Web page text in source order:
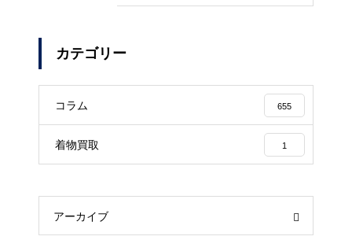
カテゴリー
コラム 655
着物買取 1
アーカイブ